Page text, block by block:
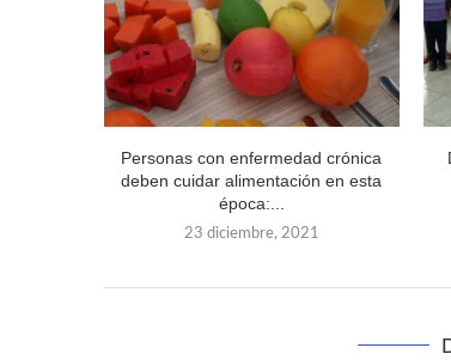
Personas con enfermedad crónica
deben cuidar alimentación en esta
época:...
23 diciembre, 2021